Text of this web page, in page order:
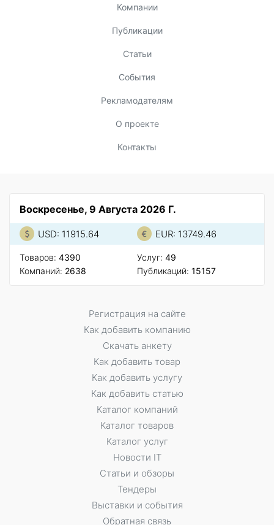
Компании
Публикации
Статьи
События
Рекламодателям
О проекте
Контакты
Воскресенье, 9 Августа 2026 Г.
USD: 11915.64 EUR: 13749.46
Товаров: 4390
Компаний: 2638
Услуг: 49
Публикаций: 15157
Регистрация на сайте
Как добавить компанию
Скачать анкету
Как добавить товар
Как добавить услугу
Как добавить статью
Каталог компаний
Каталог товаров
Каталог услуг
Новости IT
Статьи и обзоры
Тендеры
Выставки и события
Обратная связь